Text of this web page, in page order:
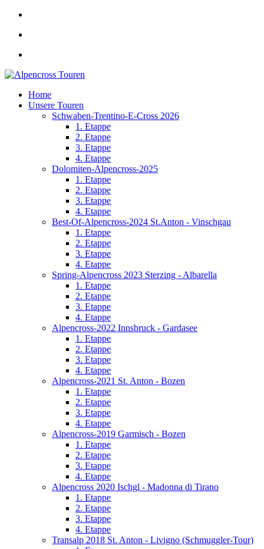
Home
Unsere Touren
Schwaben-Trentino-E-Cross 2026
1. Etappe
2. Etappe
3. Etappe
4. Etappe
Dolomiten-Alpencross-2025
1. Etappe
2. Etappe
3. Etappe
4. Etappe
Best-Of-Alpencross-2024 St.Anton - Vinschgau
1. Etappe
2. Etappe
3. Etappe
4. Etappe
Spring-Alpencross 2023 Sterzing - Albarella
1. Etappe
2. Etappe
3. Etappe
4. Etappe
Alpencross-2022 Innsbruck - Gardasee
1. Etappe
2. Etappe
3. Etappe
4. Etappe
Alpencross-2021 St. Anton - Bozen
1. Etappe
2. Etappe
3. Etappe
4. Etappe
Alpencross-2019 Garmisch - Bozen
1. Etappe
2. Etappe
3. Etappe
4. Etappe
Alpencross 2020 Ischgl - Madonna di Tirano
1. Etappe
2. Etappe
3. Etappe
4. Etappe
Transalp 2018 St. Anton - Livigno (Schmuggler-Tour)